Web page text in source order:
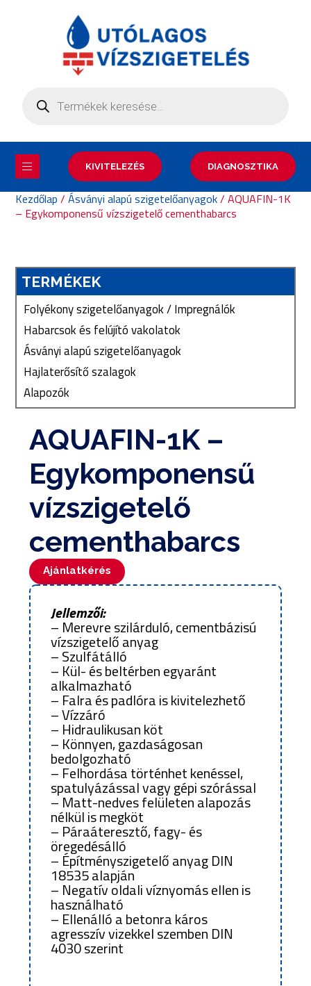
KIVITELEZÉS DIAGNOSZTIKA
Kezdőlap /Ásványi alapú szigetelőanyagok/ AQUAFIN-1K
– Egykomponensű vízszigetelő cementhabarcs
TERMÉKEK
Folyékony szigetelőanyagok / Impregnálók
Habarcsok és felújító vakolatok
Ásványi alapú szigetelőanyagok
Hajlaterősítő szalagok
Alapozók
AQUAFIN-1K –
Egykomponensű
vízszigetelő
cementhabarcs
Ajánlatkérés
Jellemzői:
– Merevre szilárduló, cementbázisú
vízszigetelő anyag
– Szulfátálló
– Kül- és beltérben egyaránt
alkalmazható
– Falra és padlóra is kivitelezhető
– Vízzáró
– Hidraulikusan köt
– Könnyen, gazdaságosan
bedolgozható
– Felhordása történhet kenéssel,
spatulyázással vagy gépi szórással
– Matt-nedves felületen alapozás
nélkül is megköt
– Páraáteresztő, fagy- és
öregedésálló
– Építményszigetelő anyag DIN
18535 alapján
– Negatív oldali víznyomás ellen is
használható
– Ellenálló a betonra káros
agresszív vizekkel szemben DIN
4030 szerint